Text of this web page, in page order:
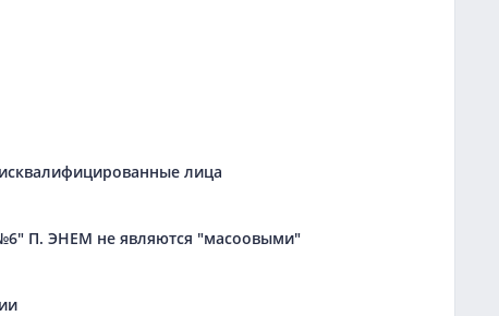
лица
П. ЭНЕМ не являются "масоовыми"